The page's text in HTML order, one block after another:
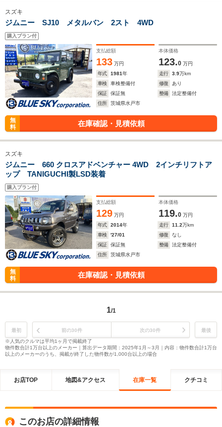
スズキ
ジムニー SJ10 メタルバン 2スト 4WD
購入プラン付
支払総額
133 万円
本体価格
123.0 万円
年式
1981年 走行 3.9万km
車検
車検整備付 修復
あり
保証
保証無 整備
法定整備付
住所
茨城県水戸市
無
料
在庫確認・見積依頼
スズキ
ジムニー 660 クロスアドベンチャー 4WD 2インチリフトア
ップ TANIGUCHI製LSD装着
購入プラン付
支払総額
129 万円
本体価格
119.0 万円
年式
2014年 走行 11.2万km
車検
'27/01 修復
なし
保証
保証無 整備
法定整備付
住所
茨城県水戸市
無
料
在庫確認・見積依頼
1/1
最初 前の30件 次の30件
最後
※人気のクルマは平均1ヶ月で掲載終了
物件数合計1万台以上のメーカー｜算出データ期間：2025年1月～3月｜内容：物件数合計1万台
以上のメーカーのうち、掲載が終了した物件数が1,000台以上の場合
お店TOP 地図&アクセス 在庫一覧 クチコミ
このお店の詳細情報